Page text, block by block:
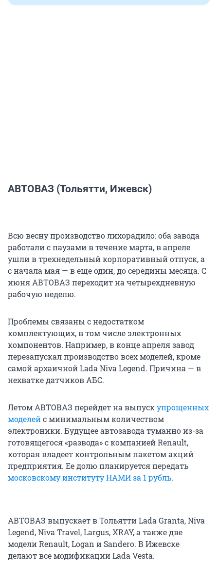
АВТОВАЗ (Тольятти, Ижевск)
Всю весну производство лихорадило: оба завода
работали с паузами в течение марта, в апреле
ушли в трехнедельный корпоративный отпуск, а
с начала мая — в еще один, до середины месяца. С
июня АВТОВАЗ переходит на четырехдневную
рабочую неделю.
Проблемы связаны с недостатком
комплектующих, в том числе электронных
компонентов. Например, в конце апреля завод
перезапускал производство всех моделей, кроме
самой архаичной Lada Niva Legend. Причина — в
нехватке датчиков АБС.
Летом АВТОВАЗ перейдет на выпускупрощенных
моделейс минимальным количеством
электроники. Будущее автозавода туманно из-за
готовящегося «развода» с компанией Renault,
которая владеет контрольным пакетом акций
предприятия. Ее долю планируется передать
московскому институту НАМИ за 1 рубль.
АВТОВАЗ выпускает в Тольятти Lada Granta, Niva
Legend, Niva Travel, Largus, XRAY, а также две
модели Renault, Logan и Sandero. В Ижевске
делают все модификации Lada Vesta.